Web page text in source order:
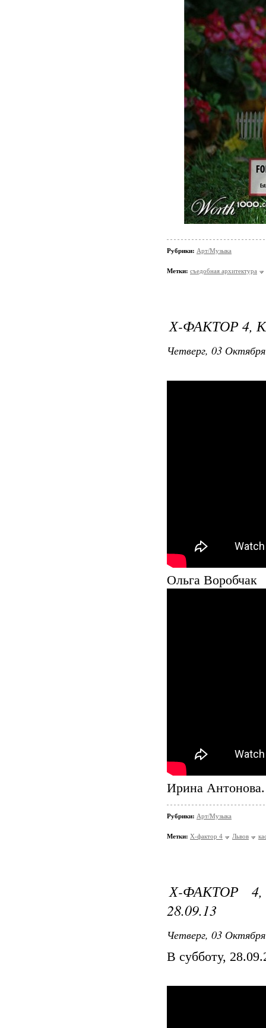
Рубрики: Арт/Музыка
Метки: съедобная архитектура
Х-ФАКТОР 4,
Четверг, 03
Ольга Воробчак
Ирина Антонова.
Рубрики: Арт/Музыка
Метки: Х-фактор 4 Львов
Х-ФАКТОР
28.09.13
Четверг, 03
В субботу,